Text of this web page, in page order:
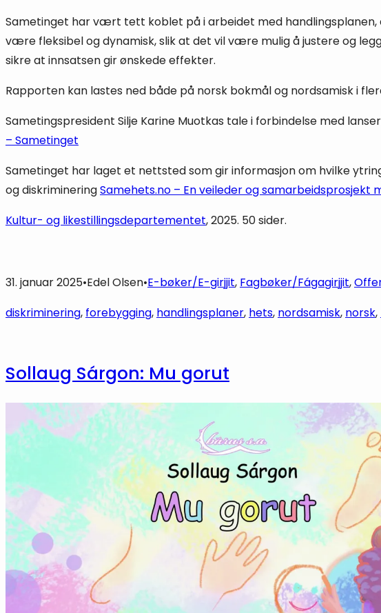
Sametinget har vært tett koblet på i arbeidet med
være fleksibel og dynamisk, slik at det vil være mulig å justere og
sikre at innsatsen gir ønskede effekter.
Rapporten kan lastes ned både på norsk bokmål og nordsamisk i
Sametingspresident Silje Karine Muotkas tale i forbindelse med
– Sametinget
Sametinget har laget et nettsted som gir informasjon om hvilke
og diskrimineringSamehets.no – En veileder og
Kultur- og likestillingsdepartementet, 2025. 50 sider.
31. januar 2025•Edel Olsen•E-bøker/E-girjjit, Fagbøker/Fágagirjjit,
diskriminering, forebygging, handlingsplaner, hets, nordsamisk, norsk,
Sollaug Sárgon: Mu gorut